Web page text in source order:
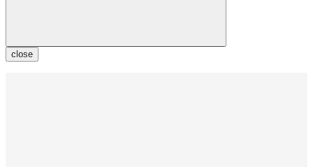
close